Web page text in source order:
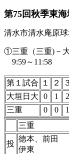
第75回秋季東
清水市清水庵原
①三重（三重)－
9:59～11:58
第１試合 １ ２
大垣日大
0 1 2
三重
0 0 1
三重
投
徳本、前田
伊東